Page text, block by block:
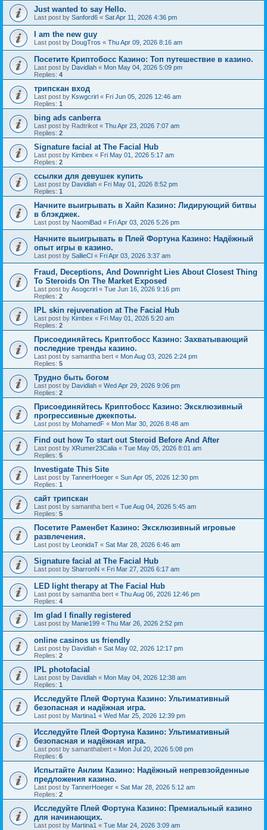
Just wanted to say Hello.
Last post by Sanford6 « Sat Apr 11, 2026 4:36 pm
I am the new guy
Last post by DougTros « Thu Apr 09, 2026 8:16 am
Посетите Криптобосс Казино: Топ путешествие в казино.
Last post by Davidlah « Mon May 04, 2026 5:09 pm
Replies: 4
трипскан вход
Last post by Kswgcrirl « Fri Jun 05, 2026 12:46 am
Replies: 1
bing ads canberra
Last post by Radtrikot « Thu Apr 23, 2026 7:07 am
Replies: 2
Signature facial at The Facial Hub
Last post by Kimbex « Fri May 01, 2026 5:17 am
Replies: 2
ссылки для девушек купить
Last post by Davidlah « Fri May 01, 2026 8:52 pm
Replies: 1
Начните выигрывать в Хайп Казино: Лидирующий битвы
в блэкджек.
Last post by NaomiBad « Fri Apr 03, 2026 5:26 pm
Начните выигрывать в Плей Фортуна Казино: Надёжный
опыт игры в казино.
Last post by SallieCl « Fri Apr 03, 2026 3:37 am
Fraud, Deceptions, And Downright Lies About Closest Thing
To Steroids On The Market Exposed
Last post by Asogcrirl « Tue Jun 16, 2026 9:16 pm
Replies: 2
IPL skin rejuvenation at The Facial Hub
Last post by Kimbex « Fri May 01, 2026 5:20 am
Replies: 2
Присоединяйтесь Криптобосс Казино: Захватывающий
последние тренды казино.
Last post by samantha bert « Mon Aug 03, 2026 2:24 pm
Replies: 5
Трудно быть богом
Last post by Davidlah « Wed Apr 29, 2026 9:06 pm
Replies: 2
Присоединяйтесь Криптобосс Казино: Эксклюзивный
прогрессивные джекпоты.
Last post by MohamedF « Mon Mar 30, 2026 8:48 am
Find out how To start out Steroid Before And After
Last post by XRumer23Calia « Tue May 05, 2026 8:01 am
Replies: 5
Investigate This Site
Last post by TannerHoeger « Sun Apr 05, 2026 12:30 pm
Replies: 1
сайт трипскан
Last post by samantha bert « Tue Aug 04, 2026 5:45 am
Replies: 5
Посетите Раменбет Казино: Эксклюзивный игровые
развлечения.
Last post by LeonidaT « Sat Mar 28, 2026 6:46 am
Signature facial at The Facial Hub
Last post by SharronN « Fri Mar 27, 2026 6:17 am
LED light therapy at The Facial Hub
Last post by samantha bert « Thu Aug 06, 2026 12:46 pm
Replies: 4
Im glad I finally registered
Last post by Manie199 « Thu Mar 26, 2026 2:52 pm
online casinos us friendly
Last post by Davidlah « Sat May 02, 2026 12:17 pm
Replies: 2
IPL photofacial
Last post by Davidlah « Mon May 04, 2026 12:38 am
Replies: 1
Исследуйте Плей Фортуна Казино: Ультимативный
безопасная и надёжная игра.
Last post by Martina1 « Wed Mar 25, 2026 12:39 pm
Исследуйте Плей Фортуна Казино: Ультимативный
безопасная и надёжная игра.
Last post by samanthabert « Mon Jul 20, 2026 5:08 pm
Replies: 6
Испытайте Анлим Казино: Надёжный непревзойденные
предложения казино.
Last post by TannerHoeger « Sat Mar 28, 2026 5:12 am
Replies: 2
Исследуйте Плей Фортуна Казино: Премиальный казино
для начинающих.
Last post by Martina1 « Tue Mar 24, 2026 3:09 am